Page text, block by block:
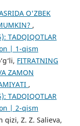
O'ZBEK
,
TADQIQOTLAR
| 1-qism
FITRATNING
ZAMON
,
TADQIQOTLAR
| 2-qism
Z. Z. Salieva,